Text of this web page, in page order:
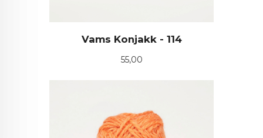
Vams Konjakk - 114
Pris
55,00